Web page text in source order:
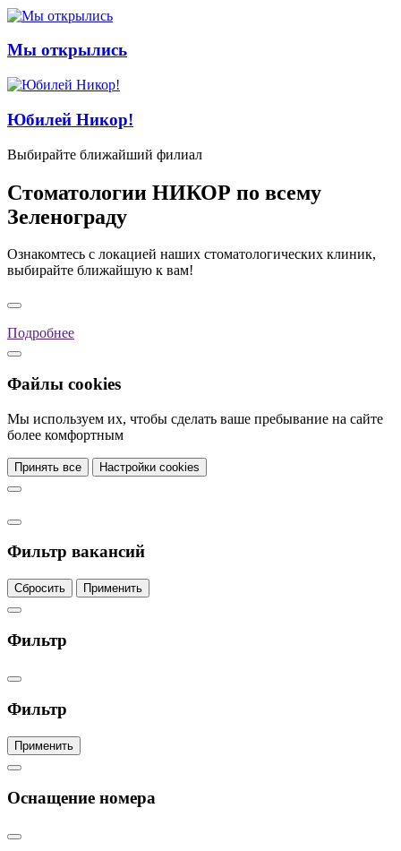
Мы открылись
Юбилей Никор!
Выбирайте ближайший филиал
Стоматологии НИКОР по всему
Зеленограду
Ознакомтесь с локацией наших стоматологических клиник,
выбирайте ближайшую к вам!
Подробнее
Файлы cookies
Мы используем их, чтобы сделать ваше пребывание на сайте
более комфортным
Принять все Настройки cookies
Фильтр вакансий
Сбросить Применить
Фильтр
Фильтр
Применить
Оснащение номера